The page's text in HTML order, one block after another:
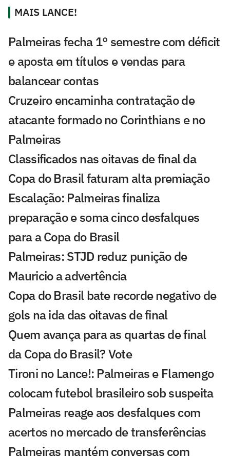
MAIS LANCE!
Palmeiras fecha 1° semestre com déficit
e aposta em títulos e vendas para
balancear contas
Cruzeiro encaminha contratação de
atacante formado no Corinthians e no
Palmeiras
Classificados nas oitavas de final da
Copa do Brasil faturam alta premiação
Escalação: Palmeiras finaliza
preparação e soma cinco desfalques
para a Copa do Brasil
Palmeiras: STJD reduz punição de
Mauricio a advertência
Copa do Brasil bate recorde negativo de
gols na ida das oitavas de final
Quem avança para as quartas de final
da Copa do Brasil? Vote
Tironi no Lance!: Palmeiras e Flamengo
colocam futebol brasileiro sob suspeita
Palmeiras reage aos desfalques com
acertos no mercado de transferências
Palmeiras mantém conversas com